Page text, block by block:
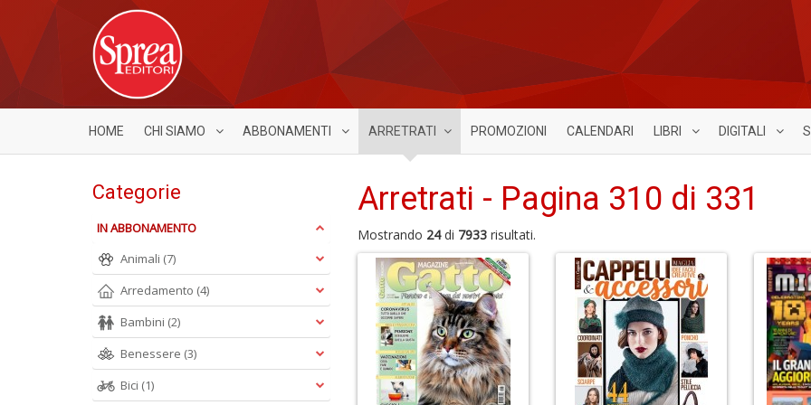
HOME CHI SIAMO ABBONAMENTI ARRETRATI PROMOZIONI CALENDARI LIBRI DIGITALI
Arretrati - Pagina 310 di 331
Mostrando 24di 7933risultati.
Categorie
IN ABBONAMENTO
Animali (7)
Arredamento (4)
Bambini (2)
Benessere (3)
Bici (1)